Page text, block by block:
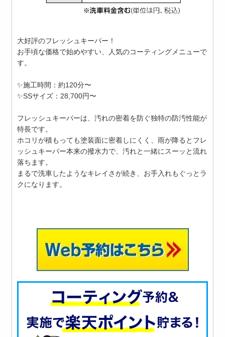
大好評のフレッシュキーパー！
お手頃な価格で始めやすい、人気のコーティングメニューで
す。
✨施工時間：約120分〜
✨SSサイズ：28,700円〜
フレッシュキーパーは、汚れの密着を防ぐ独特の防汚性能が
特長です。
ホコリが積もっても塗装面に密着しにくく、雨が降るとフレ
ッシュキーパー本来の撥水力で、汚れと一緒にスーッと流れ
落ちます。
まるで洗車したようなキレイさが続き、お手入れもぐっとラ
クになります。